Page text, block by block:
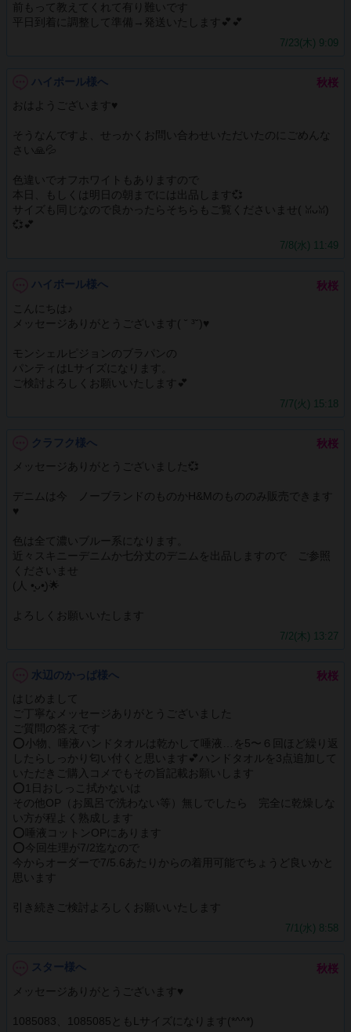
前もって教えてくれて有り難いです
平日到着に調整して準備→発送いたします💕💕
7/23(木) 9:09
ハイボール様へ
秋桜
おはようございます♥️
そうなんですよ、せっかくお問い合わせいただいたのにごめんな
さい🙏💦
色違いでオフホワイトもありますので
本日、もしくは明日の朝までには出品します💞
サイズも同じなので良かったらそちらもご覧くださいませ(⁠ ⁠ꈍ⁠ᴗ⁠ꈍ⁠)
💞💕
7/8(水) 11:49
ハイボール様へ
秋桜
こんにちは♪
メッセージありがとうございます(⁠ ⁠˘⁠ ⁠³⁠˘⁠)⁠♥
モンシェルピジョンのブラパンの
パンティはLサイズになります。
ご検討よろしくお願いいたします💕
7/7(火) 15:18
クラフク様へ
秋桜
メッセージありがとうございました💞
デニムは今 ノーブランドのものかH&Mのもののみ販売できます
♥️
色は全て濃いブルー系になります。
近々スキニーデニムか七分丈のデニムを出品しますので ご参照
くださいませ
(⁠人⁠ ⁠•͈⁠ᴗ⁠•͈⁠)🌟
よろしくお願いいたします
7/2(木) 13:27
水辺のかっぱ様へ
秋桜
はじめまして
ご丁寧なメッセージありがとうございました
ご質問の答えです
⭕️小物、唾液ハンドタオルは乾かして唾液…を5〜６回ほど繰り返
したらしっかり匂い付くと思います💕ハンドタオルを3点追加して
いただきご購入コメでもその旨記載お願いします
⭕️1日おしっこ拭かないは
その他OP（お風呂で洗わない等）無しでしたら 完全に乾燥しな
い方が程よく熟成します
⭕️唾液コットンOPにあります
⭕️今回生理が7/2迄なので
今からオーダーで7/5.6あたりからの着用可能でちょうど良いかと
思います
引き続きご検討よろしくお願いいたします
7/1(水) 8:58
スター様へ
秋桜
メッセージありがとうございます♥️
1085083、1085085ともLサイズになります(*^^*)